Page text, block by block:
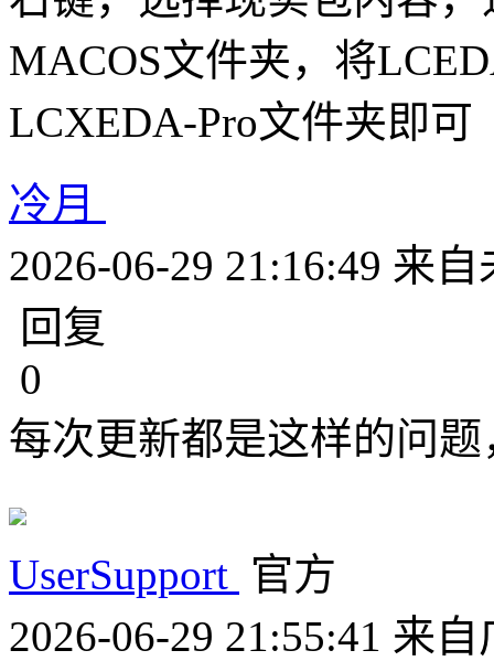
MACOS文件夹，将
LCXEDA-Pro文件夹即可
冷月
2026-06-29 21:16:49 来自
回复
0
每次更新都是这样的问题
UserSupport 官方
2026-06-29 21:55:41 来自